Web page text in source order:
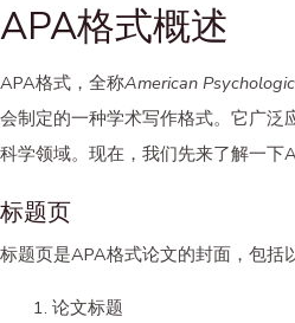
APA格式概述
APA格式，全称American
会制定的一种学术写作格式。它广泛
科学领域。现在，我们先来了解一下
标题页
标题页是APA格式论文的封面，包括
论文标题